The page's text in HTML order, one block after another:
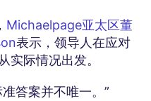
Michaelpage亚太区董
表示，领导人在应对
实际情况出发。
答案并不唯一。”